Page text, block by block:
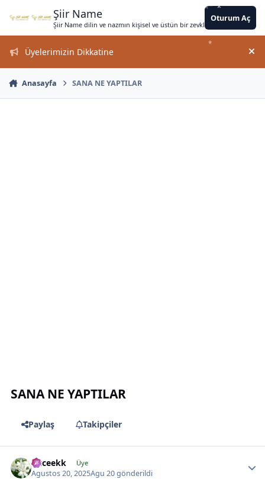
Şiir Name
Şiir Name dilin ve nazmın kişisel ve üstün bir zevkle bir arada
Oturum Aç
Üyelerimizin Dikkatine
Anasayfa SANA NE YAPTILAR
SANA NE YAPTILAR
Paylaş Takipçiler
cicceekk Üye
Agustos 20, 2025Agu 20gönderildi
* * *
* *